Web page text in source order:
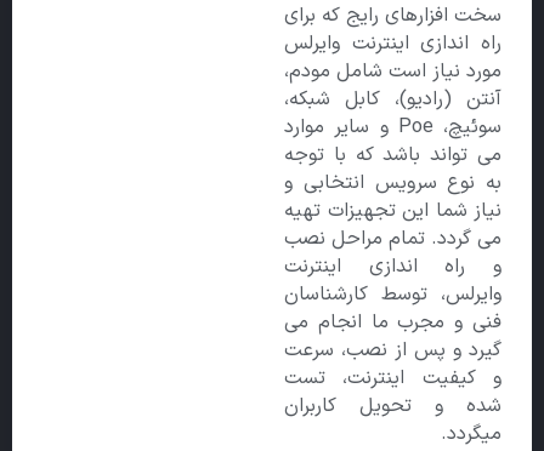
سخت افزارهای رایج که برای
راه اندازی اینترنت وایرلس
مورد نیاز است شامل مودم،
آنتن (رادیو)، کابل شبکه،
سوئیچ، Poe و سایر موارد
می تواند باشد که با توجه
به نوع سرویس انتخابی و
نیاز شما این تجهیزات تهیه
می گردد. تمام مراحل نصب
و راه اندازی اینترنت
وایرلس، توسط کارشناسان
فنی و مجرب ما انجام می
گیرد و پس از نصب، سرعت
و کیفیت اینترنت، تست
شده و تحویل کاربران
میگردد.